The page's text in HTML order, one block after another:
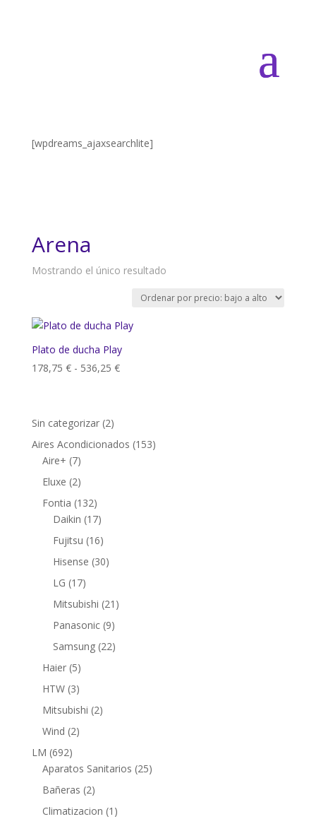
[wpdreams_ajaxsearchlite]
Arena
Mostrando el único resultado
Plato de ducha Play
178,75 € - 536,25 €Rango
hasta
Sin categorizar 22
productos
Aires Acondicionados 153153
Aire+ 77
productos
Eluxe 22
productos
Fontia 132132
productos
Daikin 1717
productos
Fujitsu 1616
productos
Hisense 3030
LG 1717
productos
Mitsubishi 21 21
Panasonic 99
productos
Samsung 2222
Haier 55
productos
HTW 33
productos
Mitsubishi 22
Wind 22
LM 692692
productos
Aparatos Sanitarios 2525
Bañeras 22
productos
Climatizacion 1 1